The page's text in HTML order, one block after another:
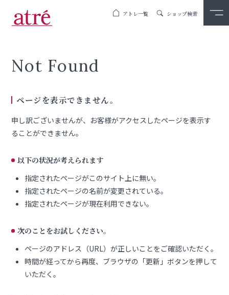
アトレ一覧 ショップ検索
Not Found
ページを表示できません。
申し訳ございませんが、お客様がアクセスしたページを表示す
ることができません。
以下の状況が考えられます
指定されたページがこのサイト上に無い。
指定されたページの名前が変更されている。
指定されたページが現在利用できない。
次のことをお試しください。
ページのアドレス（URL）が正しいことをご確認いただく。
時間が経ってから再度、ブラウザの「更新」ボタンを押して
いただく。